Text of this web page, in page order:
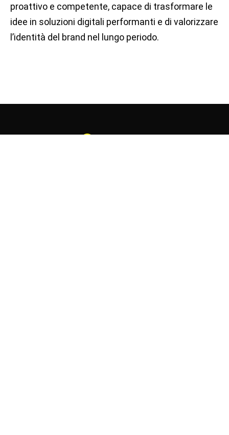
proattivo e competente, capace di trasformare le
idee in soluzioni digitali performanti e di valorizzare
l’identità del brand nel lungo periodo.